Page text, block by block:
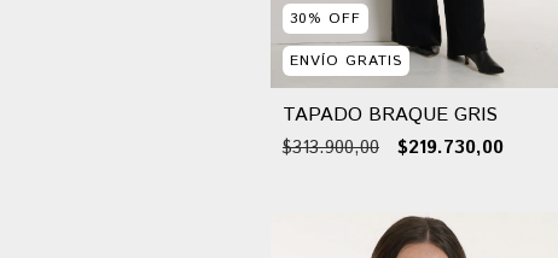
30% OFF
ENVÍO GRATIS
TAPADO BRAQUE GRIS
$313.900,00 $219.730,00